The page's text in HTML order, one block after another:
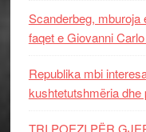
Scanderbeg, mburoja
faqet e Giovanni
Republika mbi
kushtetutshmëria dhe
TRI POEZI PËR